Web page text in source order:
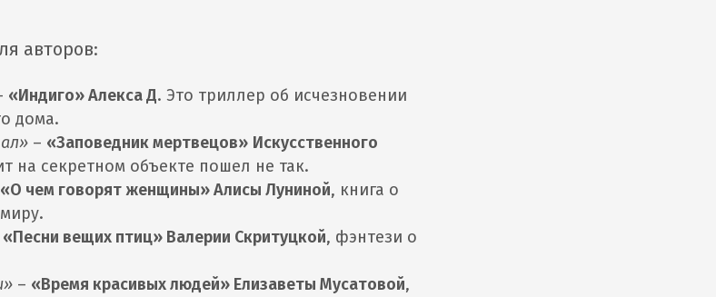
авторов:
«Индиго» Алекса Д. Это триллер об исчезновении
дома.
– «Заповедник мертвецов» Искусственного
на секретном объекте пошел не так.
«О чем говорят женщины» Алисы Луниной, книга о
«Песни вещих птиц» Валерии Скритуцкой, фэнтези о
– «Время красивых людей» Елизаветы Мусатовой,